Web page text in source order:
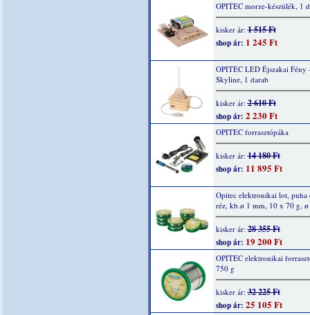
OPITEC morze-készülék, 1
kisker ár:1 515 Ft
shop ár: 1 245 Ft
OPITEC LED Éjszakai Fény
Skyline, 1 darab
kisker ár:2 610 Ft
shop ár: 2 230 Ft
OPITEC forrasztópáka
kisker ár:14 180 Ft
shop ár: 11 895 Ft
Opitec elektronikai lot, puha
réz, kb.ø 1 mm, 10 x 70 g,
kisker ár:28 355 Ft
shop ár: 19 200 Ft
OPITEC elektronikai
750 g
kisker ár:32 225 Ft
shop ár: 25 105 Ft